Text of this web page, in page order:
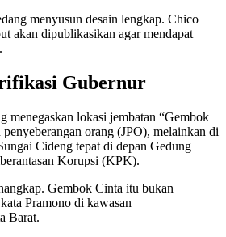
menyusun desain lengkap. Chico
akan dipublikasikan agar mendapat
Gubernur
menegaskan lokasi jembatan “Gembok
orang (JPO), melainkan di
Cideng tepat di depan Gedung
Korupsi (KPK).
Gembok Cinta itu bukan
Pramono di kawasan
Barat.